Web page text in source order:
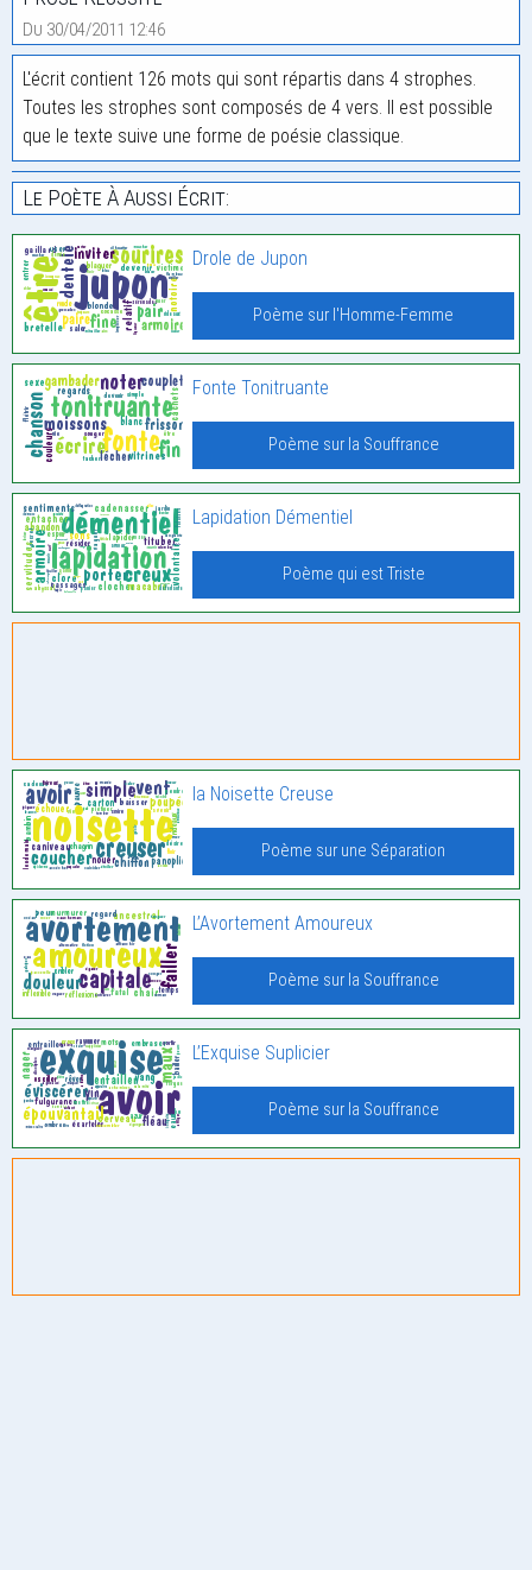
Du 30/04/2011 12:46
L'écrit contient 126 mots qui sont répartis dans 4 strophes.
Toutes les strophes sont composés de 4 vers. Il est possible
que le texte suive une forme de poésie classique.
Le Poète À Aussi Écrit:
Drole de Jupon
Poème sur l'Homme-Femme
Fonte Tonitruante
Poème sur la Souffrance
Lapidation Démentiel
Poème qui est Triste
la Noisette Creuse
Poème sur une Séparation
L’Avortement Amoureux
Poème sur la Souffrance
L’Exquise Suplicier
Poème sur la Souffrance